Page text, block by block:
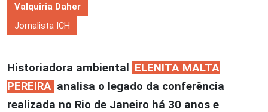
Valquiria Daher
Jornalista ICH
Historiadora ambiental
ELENITA MALTA
PEREIRA analisa o legado da conferência
realizada no Rio de Janeiro há 30 anos e